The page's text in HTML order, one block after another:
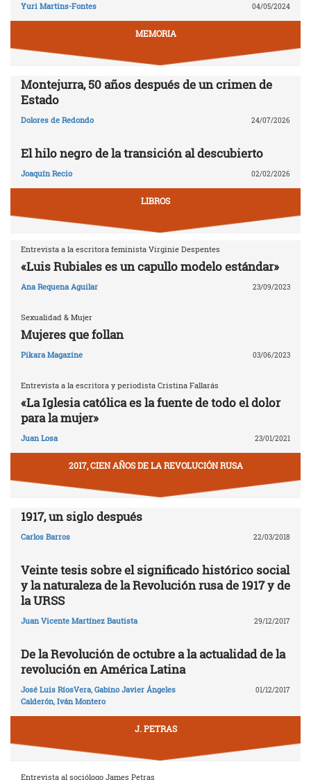
Yuri Martins-Fontes 04/05/2024
MEMORIA
Montejurra, 50 años después de un crimen de
Estado
Dolores de Redondo 24/07/2026
El hilo negro de la transición al descubierto
Joaquín Recio 02/02/2026
LIBROS
Entrevista a la escritora feminista Virginie Despentes
«Luis Rubiales es un capullo modelo estándar»
Ana Requena Aguilar 23/09/2023
Sexualidad & Mujer
Mujeres que follan
Pikara Magazine 03/06/2023
Entrevista a la escritora y periodista Cristina Fallarás
«La Iglesia católica es la fuente de todo el dolor
para la mujer»
Juan Losa 23/01/2021
2017, CIEN AÑOS DE LA REVOLUCIÓN RUSA
1917, un siglo después
Carlos Barros 22/03/2018
Veinte tesis sobre el significado histórico social
y la naturaleza de la Revolución rusa de 1917 y de
la URSS
Juan Vicente Martínez Bautista 29/12/2017
De la Revolución de octubre a la actualidad de la
revolución en América Latina
José Luis RíosVera, Gabino Javier Ángeles
Calderón, Iván Montero
01/12/2017
J. PETRAS
Entrevista al sociólogo James Petras